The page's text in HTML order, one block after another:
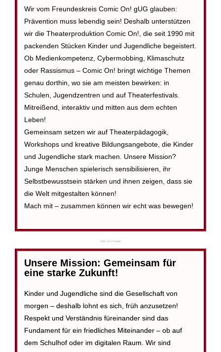
Wir vom Freundeskreis Comic On! gUG glauben:
Prävention muss lebendig sein! Deshalb unterstützen
wir die Theaterproduktion Comic On!, die seit 1990 mit
packenden Stücken Kinder und Jugendliche begeistert.
Ob Medienkompetenz, Cybermobbing, Klimaschutz
oder Rassismus – Comic On! bringt wichtige Themen
genau dorthin, wo sie am meisten bewirken: in
Schulen, Jugendzentren und auf Theaterfestivals.
Mitreißend, interaktiv und mitten aus dem echten
Leben!
Gemeinsam setzen wir auf Theaterpädagogik,
Workshops und kreative Bildungsangebote, die Kinder
und Jugendliche stark machen. Unsere Mission?
Junge Menschen spielerisch sensibilisieren, ihr
Selbstbewusstsein stärken und ihnen zeigen, dass sie
die Welt mitgestalten können!
Mach mit – zusammen können wir echt was bewegen!
Unsere Mission: Gemeinsam für
eine starke Zukunft!
Kinder und Jugendliche sind die Gesellschaft von
morgen – deshalb lohnt es sich, früh anzusetzen!
Respekt und Verständnis füreinander sind das
Fundament für ein friedliches Miteinander – ob auf
dem Schulhof oder im digitalen Raum. Wir sind
Bild von Freepik